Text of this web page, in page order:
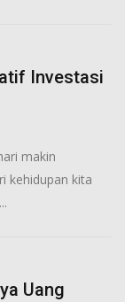
Investasi
makin
kehidupan kita
Uang